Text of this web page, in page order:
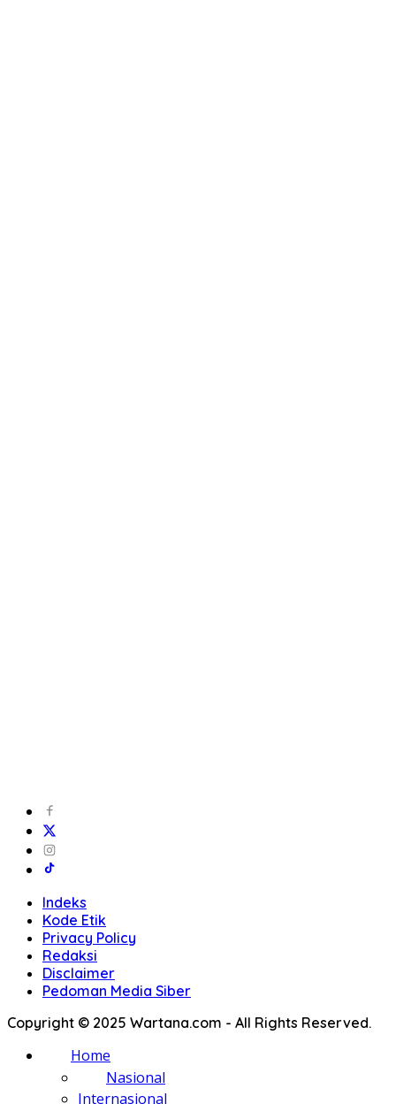
Indeks
Kode Etik
Privacy Policy
Redaksi
Disclaimer
Pedoman Media Siber
Copyright © 2025 Wartana.com - All Rights Reserved.
Home
Nasional
Internasional